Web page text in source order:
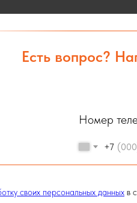
Есть вопрос?
Номер
+7
своих персональных данных в